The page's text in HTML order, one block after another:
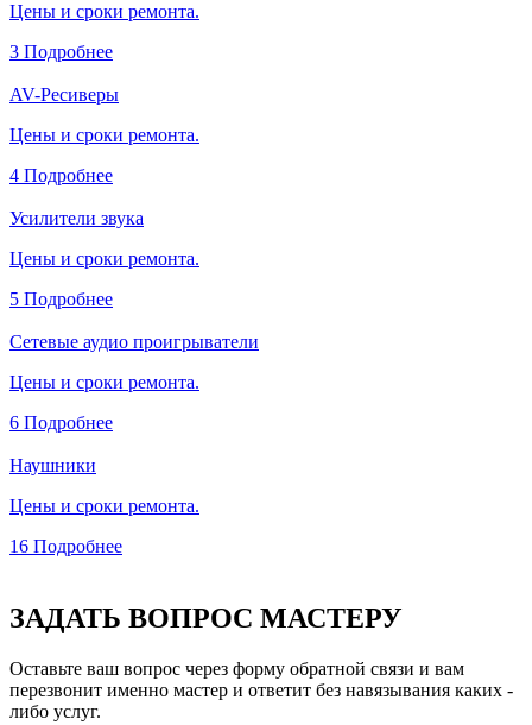
Цены и сроки ремонта.
3 Подробнее
AV-Ресиверы
Цены и сроки ремонта.
4 Подробнее
Усилители звука
Цены и сроки ремонта.
5 Подробнее
Сетевые аудио проигрыватели
Цены и сроки ремонта.
6 Подробнее
Наушники
Цены и сроки ремонта.
16 Подробнее
ЗАДАТЬ ВОПРОС МАСТЕРУ
Оставьте ваш вопрос через форму обратной связи и вам
перезвонит именно мастер и ответит без навязывания каких -
либо услуг.